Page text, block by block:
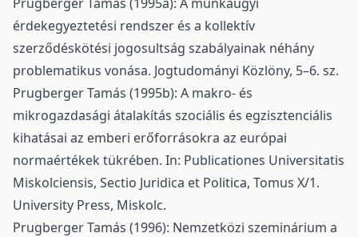
érdekegyeztetési rendszer és a kollektív
szerződéskötési jogosultság szabályainak néhány
problematikus vonása. Jogtudományi Közlöny, 5–6. sz.
Prugberger Tamás (1995b): A makro- és
mikrogazdasági átalakítás szociális és egzisztenciális
kihatásai az emberi erőforrásokra az európai
normaértékek tükrében. In: Publicationes Universitatis
Miskolciensis, Sectio Juridica et Politica, Tomus X/1.
University Press, Miskolc.
Prugberger Tamás (1996): Nemzetközi szeminárium a